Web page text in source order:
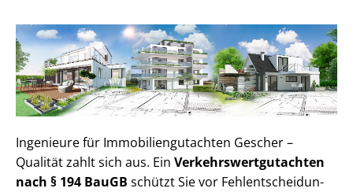
Ingenieure für Im­mo­bi­li­en­gut­ach­ten Gescher –
Qualität zahlt sich aus. Ein Ver­kehrs­wert­gut­ach­ten
nach § 194 BauGB schützt Sie vor Fehl­ent­schei­dun­